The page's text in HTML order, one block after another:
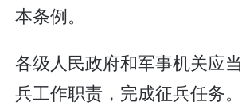
本条例。
各级人民政府和军事机关应
兵工作职责，完成征兵任务。